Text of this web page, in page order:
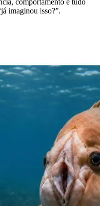
imaginou isso?”.